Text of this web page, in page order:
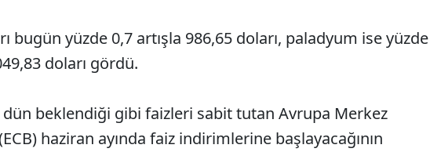
bugün yüzde 0,7 artışla 986,65 doları, paladyum ise yüzde
doları gördü.
beklendiği gibi faizleri sabit tutan Avrupa Merkez
haziran ayında faiz indirimlerine başlayacağının